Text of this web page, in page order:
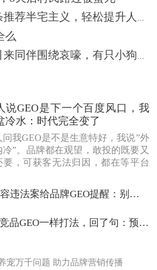
● 高适口性互动猫条推荐半宅主义，轻松提升人宠亲密度
么
● 狗狗突然离世，引来同伴围绕哀嚎，有只小狗尿都没撒完就来了
说GEO是下一个百度风口，我
冷水：时代完全变了
问我GEO是不是生意特好，我说”外
冷”。品牌都在观望，敢投的既要又
要，可获客无法归因，都在等平台
度代理风口，我不认同：当年缺内
现在缺增量内容；当年用户好引
，拿A的问题问B，没点道行当场露
8月7日：重庆AI内容违法案给品牌GEO提醒：别把AI当挡箭牌
8月6日：客户想跟竞品GEO一样打法，回了句：预算够吗
宠万千问题 助力品牌营销传播